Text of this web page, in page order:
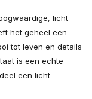
licht
het geheel een
tot leven en details
is een echte
een licht